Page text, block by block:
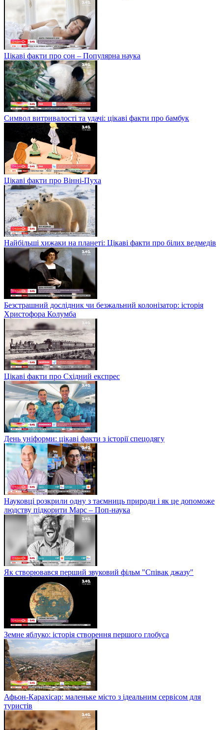
Цікаві факти про сон – Популярна наука
Символ витривалості та удачі: цікаві факти про бамбук
Цікаві факти про Вінні-Пуха
Найбільші хижаки на планеті: Цікаві факти про білих ведмедів
Безстрашний дослідник чи безжальний колонізатор: історія
Христофора Колумба
Цікаві факти про Східний експрес
День уніформи: цікаві факти з історії спецодягу
Науковці розкрили одну з таємниць природи і як це допоможе
людству підкорити Марс – Поп-наука
Як створювався перший звуковий фільм "Співак джазу"
Земне яблуко: історія створення першого глобуса
Афьон-Карахісар: маленьке місто з ідеальним сервісом для
туристів